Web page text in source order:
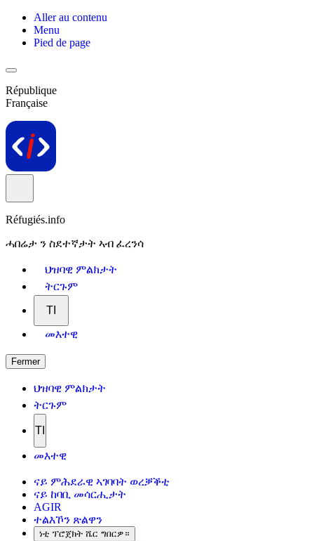
Aller au contenu
Menu
Pied de page
République
Française
Réfugiés.info
ሓበሬታ ን ስደተኛታት ኣብ ፈረንሳ
ህዝባዊ ምልክታት
ትርጉም
TI
መእተዊ
Fermer
ህዝባዊ ምልክታት
ትርጉም
TI
መእተዊ
ናይ ምሕደራዊ ኣገባባት ወረቓቕቲ
ናይ ከባቢ መሳርሒታት
AGIR
ተልእኾን ጽልዋን
ነቲ ፕሮጀክት ሼር ግበርዎ።